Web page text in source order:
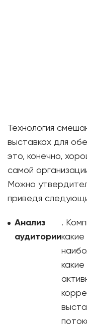
Технология
выставках для
это, конечно,
самой
Можно
приведя
Анализ
аудитории
.